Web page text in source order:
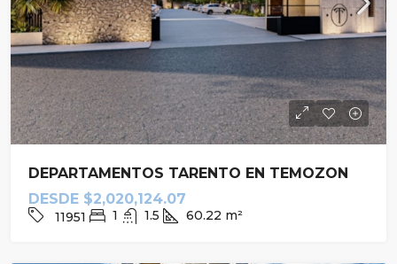
DEPARTAMENTOS TARENTO EN TEMOZON
DESDE $2,020,124.07
11951 1 1.5 60.22 m²